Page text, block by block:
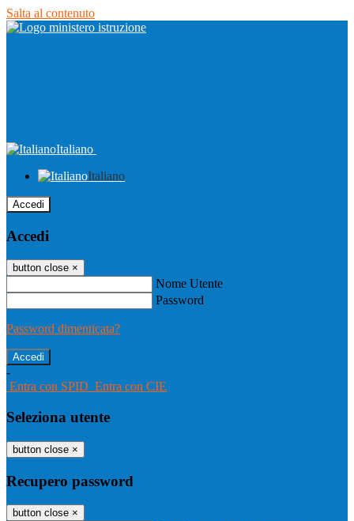
Salta al contenuto
Italiano
Italiano
Accedi
Accedi
button close ×
Nome Utente
Password
Password dimenticata?
-
Entra con SPID Entra con CIE
Seleziona utente
button close ×
Recupero password
button close ×